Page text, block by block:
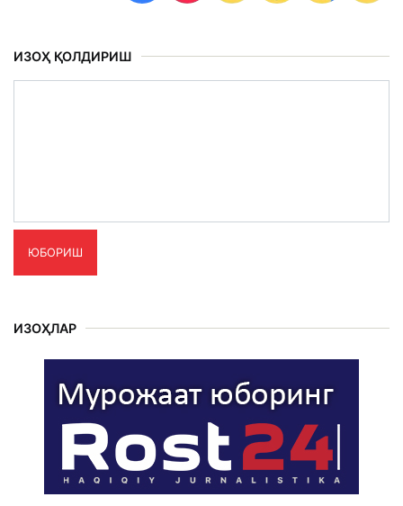
ИЗОҲ ҚОЛДИРИШ
ЮБОРИШ
ИЗОҲЛАР